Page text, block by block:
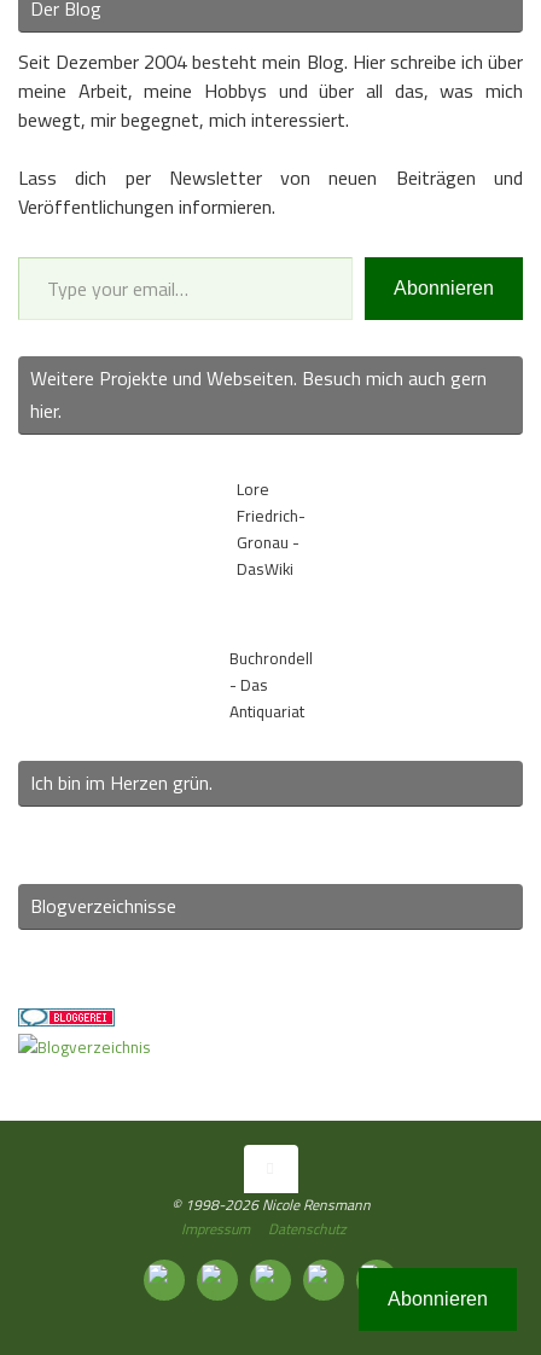
Der Blog
Seit Dezember 2004 besteht mein Blog. Hier schreibe ich über
meine Arbeit, meine Hobbys und über all das, was mich
bewegt, mir begegnet, mich interessiert.
Lass dich per Newsletter von neuen Beiträgen und
Veröffentlichungen informieren.
Type your email…
Abonnieren
Weitere Projekte und Webseiten. Besuch mich auch gern
hier.
Lore
Friedrich-
Gronau -
DasWiki
Buchrondell
- Das
Antiquariat
Ich bin im Herzen grün.
Blogverzeichnisse
© 1998-2026 Nicole Rensmann
Impressum
Datenschutz
Abonnieren